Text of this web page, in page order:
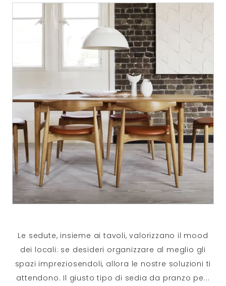
Le sedute, insieme ai tavoli, valorizzano il mood
dei locali: se desideri organizzare al meglio gli
spazi impreziosendoli, allora le nostre soluzioni ti
attendono. Il giusto tipo di sedia da pranzo pe...